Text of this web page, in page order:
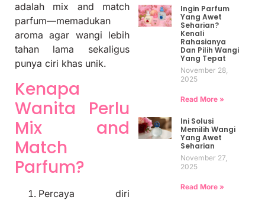
adalah mix and match
parfum—memadukan
aroma agar wangi lebih
tahan lama sekaligus
punya ciri khas unik.
Kenapa
Wanita Perlu
Mix and
Match
Parfum?
Percaya diri
Ingin Parfum
Yang Awet
Seharian?
Kenali
Rahasianya
Dan Pilih Wangi
Yang Tepat
November 28,
2025
Read More »
Ini Solusi
Memilih Wangi
Yang Awet
Seharian
November 27,
2025
Read More »